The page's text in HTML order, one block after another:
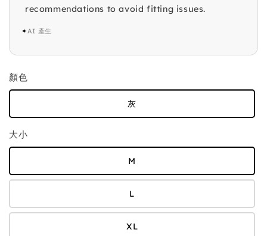
recommendations to avoid fitting issues.
✦AI 產生
顏色
灰
大小
M
L
XL